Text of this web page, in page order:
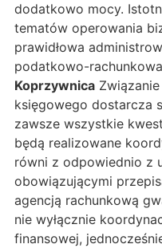
dodatkowo mocy.
tematów operowania
prawidłowa
podatkowo-
Koprzywnica
księgowego dostarcza
zawsze wszystkie
będą realizowane
równi z odpowiednio z
obowiązującymi
agencją rachunkową
nie wyłącznie
finansowej,